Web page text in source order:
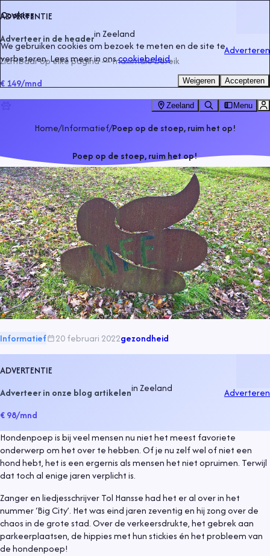
ADVERTENTIE
Adverteer in de headerinZeeland
Zichtbaar op elke pagina — maximale bereik
€ 149/mnd
Adverteren
Zeeland Menu
Home/Informatief/Poep op de stoep, ruim het op!
Poep op de stoep, ruim het op!
Informatief 20 februari 2022gezondheid
ADVERTENTIE
Adverteer in onze blog artikeleninZeeland
€ 98/mnd
Adverteren
Hondenpoep is bij veel mensen nu niet het meest favoriete
onderwerp om het over te hebben. Of je nu zelf wel of niet een
hond hebt, het is een ergernis als mensen het niet opruimen. Terwijl
dat toch al enige jaren verplicht is.
Zanger en liedjesschrijver Tol Hansse had het er al over in het
nummer ‘Big City’. Het was eind jaren zeventig en hij zong over de
chaos in de grote stad. Over de verkeersdrukte, het gebrek aan
parkeerplaatsen, de hippies met hun stickies én het probleem van
de hondenpoep!
Cookies
We gebruiken cookies om bezoek te meten en de site te
verbeteren. Lees meer in onscookiebeleid.
Weigeren Accepteren